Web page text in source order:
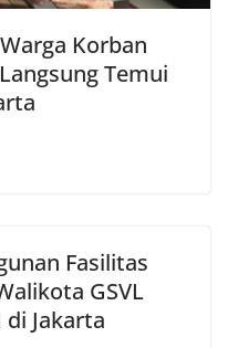
Korban
Temui
Fasilitas
GSVL
di Jakarta